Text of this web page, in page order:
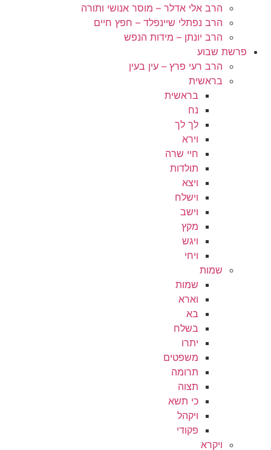
הרב אלי אדלר – מוסר אנושי ותורה
הרב נפתלי שיינפלד – חפץ חיים
הרב יונתן – מידות הנפש
פרשת שבוע
הרב רעי פרץ – עין בעין
בראשית
בראשית
נח
לך לך
וירא
חיי שרה
תולדות
ויצא
וישלח
וישב
מקץ
ויגש
ויחי
שמות
שמות
וארא
בא
בשלח
יתרו
משפטים
תרומה
תצוה
כי תשא
ויקהל
פקודי
ויקרא